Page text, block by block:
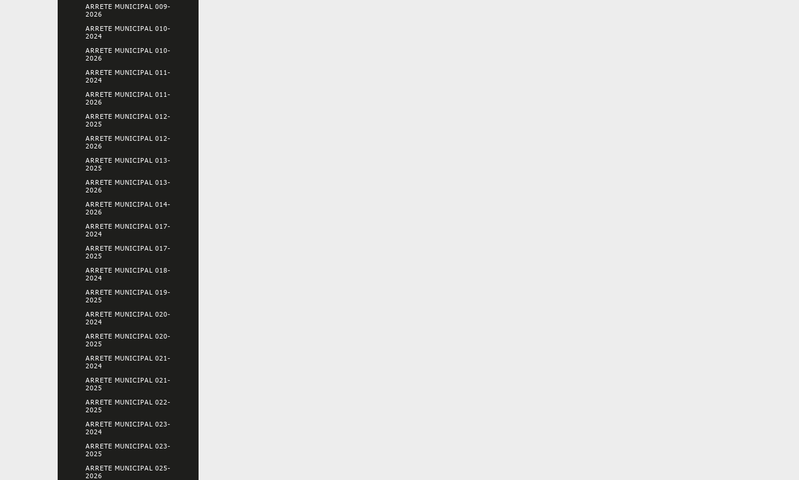
ARRETE MUNICIPAL 009-
2026
ARRETE MUNICIPAL 010-
2024
ARRETE MUNICIPAL 010-
2026
ARRETE MUNICIPAL 011-
2024
ARRETE MUNICIPAL 011-
2026
ARRETE MUNICIPAL 012-
2025
ARRETE MUNICIPAL 012-
2026
ARRETE MUNICIPAL 013-
2025
ARRETE MUNICIPAL 013-
2026
ARRETE MUNICIPAL 014-
2026
ARRETE MUNICIPAL 017-
2024
ARRETE MUNICIPAL 017-
2025
ARRETE MUNICIPAL 018-
2024
ARRETE MUNICIPAL 019-
2025
ARRETE MUNICIPAL 020-
2024
ARRETE MUNICIPAL 020-
2025
ARRETE MUNICIPAL 021-
2024
ARRETE MUNICIPAL 021-
2025
ARRETE MUNICIPAL 022-
2025
ARRETE MUNICIPAL 023-
2024
ARRETE MUNICIPAL 023-
2025
ARRETE MUNICIPAL 025-
2026